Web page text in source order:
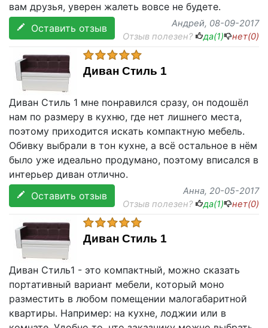
вам друзья, уверен жалеть вовсе не будете.
Оставить отзыв
Андрей, 08-09-2017
Отзыв полезен?
да(1) нет(0)
Диван Стиль 1
Диван Стиль 1 мне понравился сразу, он подошёл
нам по размеру в кухню, где нет лишнего места,
поэтому приходится искать компактную мебель.
Обивку выбрали в тон кухне, а всё остальное в нём
было уже идеально продумано, поэтому вписался в
интерьер диван отлично.
Оставить отзыв
Анна, 20-05-2017
Отзыв полезен?
да(1) нет(0)
Диван Стиль 1
Диван Стиль1 - это компактный, можно сказать
портативный вариант мебели, который моно
разместить в любом помещении малогабаритной
квартиры. Например: на кухне, лоджии или в